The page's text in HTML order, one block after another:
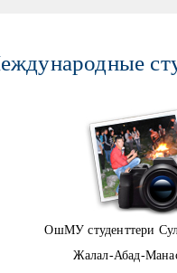
ОшМУ студенттери
Жалал-Абад-